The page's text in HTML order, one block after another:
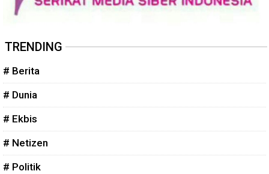
TRENDING
# Berita
# Dunia
# Ekbis
# Netizen
# Politik